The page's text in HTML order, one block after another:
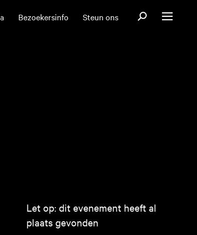
Bezoekersinfo Steun ons OpenOpen menu
Let op: dit evenement heeft al
plaats gevonden